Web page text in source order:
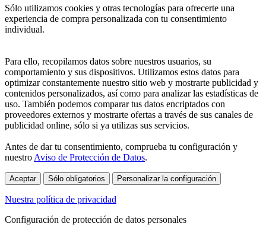
Sólo utilizamos cookies y otras tecnologías para ofrecerte una
experiencia de compra personalizada con tu consentimiento
individual.
Para ello, recopilamos datos sobre nuestros usuarios, su
comportamiento y sus dispositivos. Utilizamos estos datos para
optimizar constantemente nuestro sitio web y mostrarte publicidad y
contenidos personalizados, así como para analizar las estadísticas de
uso. También podemos comparar tus datos encriptados con
proveedores externos y mostrarte ofertas a través de sus canales de
publicidad online, sólo si ya utilizas sus servicios.
Antes de dar tu consentimiento, comprueba tu configuración y
nuestro Aviso de Protección de Datos.
Aceptar Sólo obligatorios Personalizar la configuración
Nuestra política de privacidad
Configuración de protección de datos personales